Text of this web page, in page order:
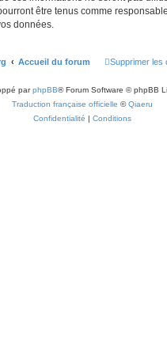
être tenus comme
données.
Accueil du forum Supprimer les
parphpBB® Forum Software © phpBB
Traduction française officielle ©Qiaeru
Confidentialité | Conditions